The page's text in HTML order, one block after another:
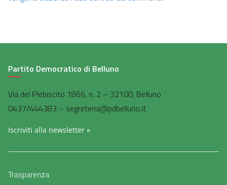
Partito Democratico di Belluno
Via del Plebiscito 1866, n. 2 – 32100, Belluno
0437/444383 – segreteria@pdbelluno.it
Iscriviti alla newsletter »
Trasparenza